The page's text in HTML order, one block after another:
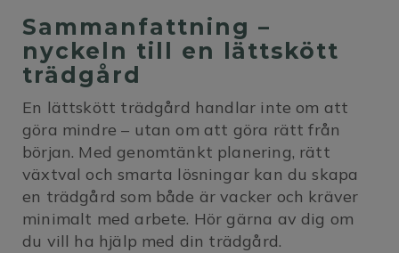
Sammanfattning –
nyckeln till en lättskött
trädgård
En lättskött trädgård handlar inte om att
göra mindre – utan om att göra rätt från
början. Med genomtänkt planering, rätt
växtval och smarta lösningar kan du skapa
en trädgård som både är vacker och kräver
minimalt med arbete. Hör gärna av dig om
du vill ha hjälp med din trädgård.